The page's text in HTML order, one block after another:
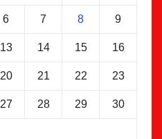
6 7 8 9
13 14 15 16
20 21 22 23
27 28 29 30